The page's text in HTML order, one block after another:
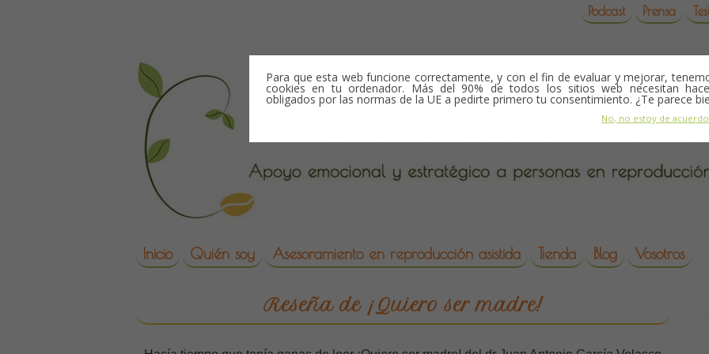
Para que esta web funcione correctamente, y con el fin de evaluar y mejorar,
cookies en tu ordenador. Más del 90% de todos los sitios web necesitan
obligados por las normas de la UE a pedirte primero tu consentimiento. ¿Te parece
No, no estoy de acuerdo
Podcast Prensa
reproduccion asistida
Skip to content
Inicio Quién soy Asesoramiento en reproducción asistida Tienda Blog Vosotros
Reseña de ¡Quiero ser madre!